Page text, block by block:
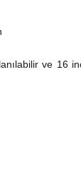
ve 16